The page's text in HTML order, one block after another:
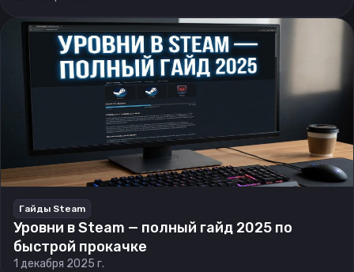
Гайды Steam
Уровни в Steam — полный гайд 2025 по
быстрой прокачке
1 декабря 2025 г.